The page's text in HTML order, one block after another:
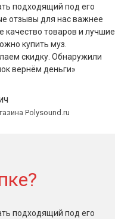
подходящий под его
отзывы для нас важнее
качество товаров и лучшие
купить муз.
скидку. Обнаружили
вернём деньги»
Polysound.ru
подходящий под его